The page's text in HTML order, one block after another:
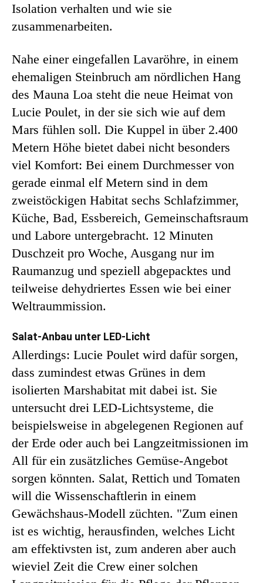
Isolation verhalten und wie sie
zusammenarbeiten.
Nahe einer eingefallen Lavaröhre, in einem
ehemaligen Steinbruch am nördlichen Hang
des Mauna Loa steht die neue Heimat von
Lucie Poulet, in der sie sich wie auf dem
Mars fühlen soll. Die Kuppel in über 2.400
Metern Höhe bietet dabei nicht besonders
viel Komfort: Bei einem Durchmesser von
gerade einmal elf Metern sind in dem
zweistöckigen Habitat sechs Schlafzimmer,
Küche, Bad, Essbereich, Gemeinschaftsraum
und Labore untergebracht. 12 Minuten
Duschzeit pro Woche, Ausgang nur im
Raumanzug und speziell abgepacktes und
teilweise dehydriertes Essen wie bei einer
Weltraummission.
Salat-Anbau unter LED-Licht
Allerdings: Lucie Poulet wird dafür sorgen,
dass zumindest etwas Grünes in dem
isolierten Marshabitat mit dabei ist. Sie
untersucht drei LED-Lichtsysteme, die
beispielsweise in abgelegenen Regionen auf
der Erde oder auch bei Langzeitmissionen im
All für ein zusätzliches Gemüse-Angebot
sorgen könnten. Salat, Rettich und Tomaten
will die Wissenschaftlerin in einem
Gewächshaus-Modell züchten. "Zum einen
ist es wichtig, herausfinden, welches Licht
am effektivsten ist, zum anderen aber auch
wieviel Zeit die Crew einer solchen